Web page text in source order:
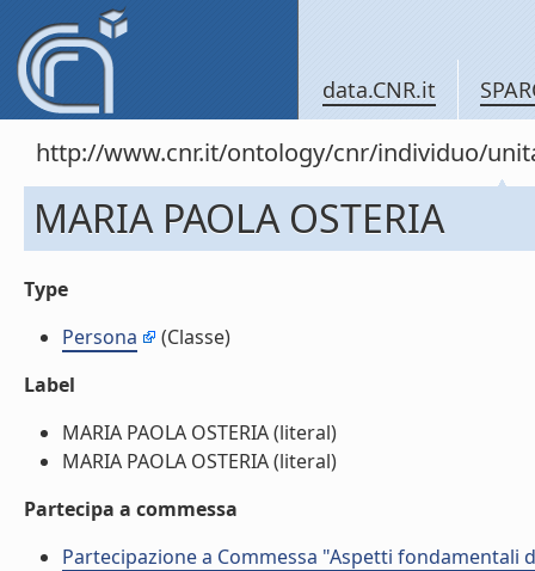
data.CNR.it
http://www.cnr.it/ontology/cnr/individuo/
MARIA PAOLA OSTERIA
Type
Persona
(Classe)
Label
MARIA PAOLA OSTERIA (literal)
MARIA PAOLA OSTERIA (literal)
Partecipa a commessa
Partecipazione a Commessa "Aspetti fondamentali